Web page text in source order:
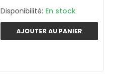
Disponibilité: En stock
AJOUTER AU PANIER